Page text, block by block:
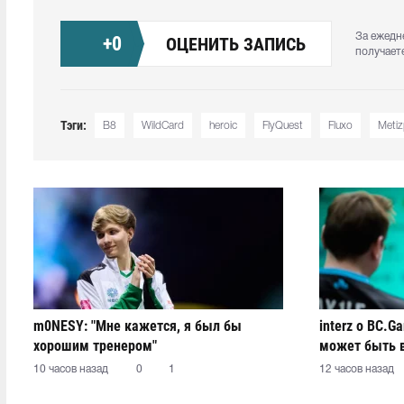
+0 ОЦЕНИТЬ ЗАПИСЬ
За
Тэги: B8 WildCard heroic FlyQuest Fluxo
m0NESY: "Мне кажется, я был бы
хорошим тренером"
10 часов назад 0 1
interz о
может быть
12 часов назад